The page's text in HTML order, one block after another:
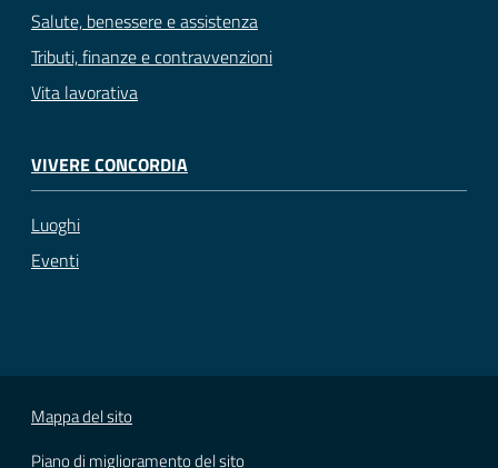
Salute, benessere e assistenza
Tributi, finanze e contravvenzioni
Vita lavorativa
VIVERE CONCORDIA
Luoghi
Eventi
Mappa del sito
Piano di miglioramento del sito